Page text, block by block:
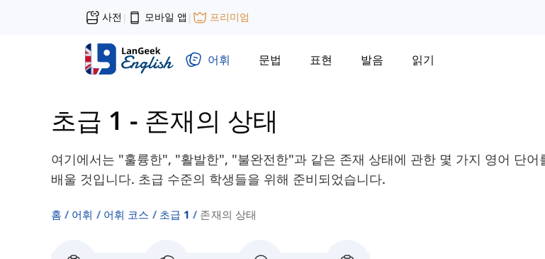
사전 | 모바일 앱 | 프리미엄
어휘 문법 표현 발음 읽기
초급 1 - 존재의 상태
여기에서는 "훌륭한", "활발한", "불완전한"과 같은 존재 상태에 관한 몇 가지 영어 단어
배울 것입니다. 초급 수준의 학생들을 위해 준비되었습니다.
홈 어휘 어휘 코스 초급 1 존재의 상태